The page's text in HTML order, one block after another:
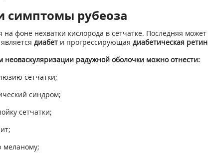
симптомы рубеоза
на фоне нехватки кислорода в сетчатке. Последняя
диабети прогрессирующая диабетическая
неоваскуляризации радужной оболочки можно отнести:
сетчатки;
синдром;
сетчатки;
меланому;